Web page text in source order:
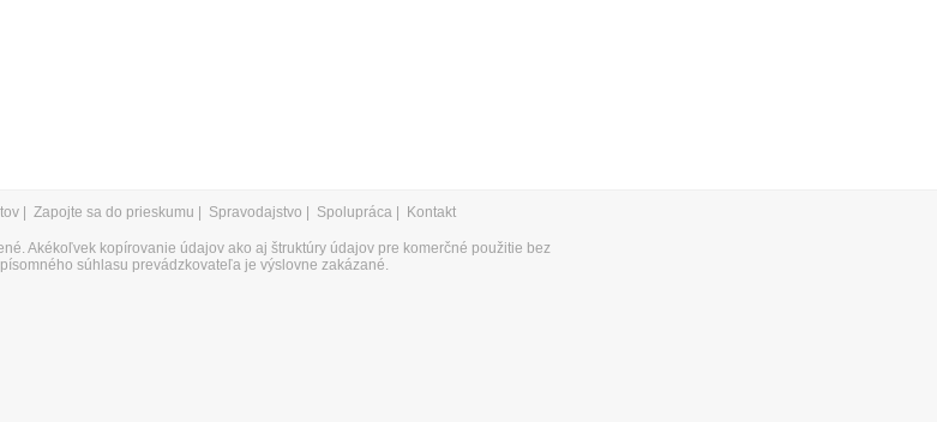
Zapojte sa do prieskumu Spravodajstvo Spolupráca Kontakt
Akékoľvek kopírovanie údajov ako aj štruktúry údajov pre komerčné použitie bez
súhlasu prevádzkovateľa je výslovne zakázané.